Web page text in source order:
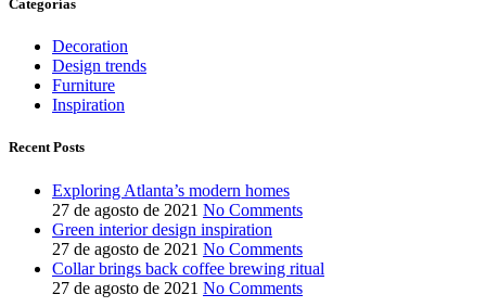
Categorías
Decoration
Design trends
Furniture
Inspiration
Recent Posts
Exploring Atlanta’s modern homes
27 de agosto de 2021 No Comments
Green interior design inspiration
27 de agosto de 2021 No Comments
Collar brings back coffee brewing ritual
27 de agosto de 2021 No Comments